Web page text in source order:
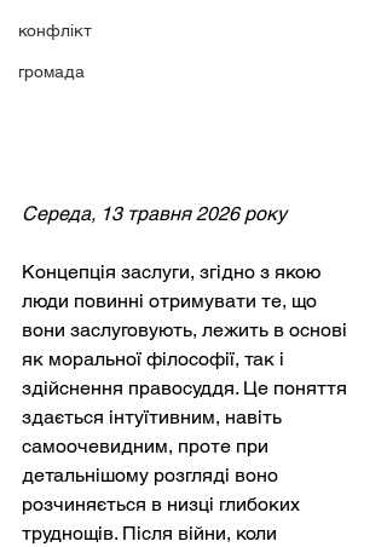
конфлікт
громада
Середа, 13 травня 2026 року
Концепція заслуги, згідно з якою
люди повинні отримувати те, що
вони заслуговують, лежить в основі
як моральної філософії, так і
здійснення правосуддя. Це поняття
здається інтуїтивним, навіть
самоочевидним, проте при
детальнішому розгляді воно
розчиняється в низці глибоких
труднощів. Після війни, коли